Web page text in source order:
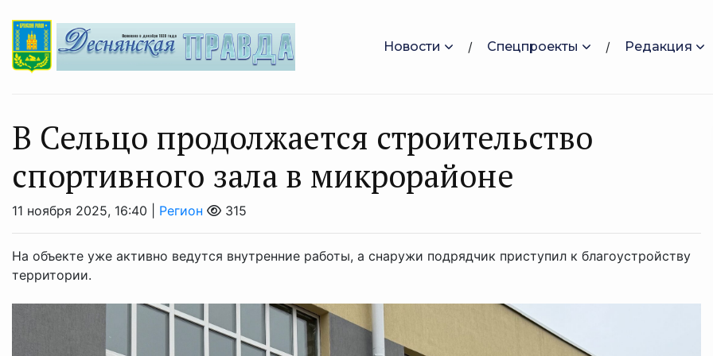
Новости Спецпроекты Редакция
В Сельцо продолжается строительство
спортивного зала в микрорайоне
11 ноября 2025, 16:40 | Регион 315
На объекте уже активно ведутся внутренние работы, а снаружи подрядчик приступил к благоустройству
территории.